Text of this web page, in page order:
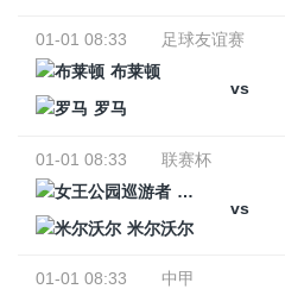
01-01 08:33
足球友谊赛
布莱顿
vs
罗马
01-01 08:33
联赛杯
女王公园巡游者
vs
米尔沃尔
01-01 08:33
中甲